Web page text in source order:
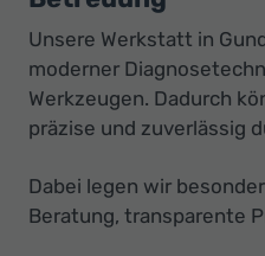
Unsere Werkstatt in
moderner
Werkzeugen. Dadurch
präzise und zuverlässig
Dabei legen wir
Beratung, transparente